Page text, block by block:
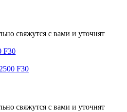
свяжутся с вами и уточнят
F30
свяжутся с вами и уточнят